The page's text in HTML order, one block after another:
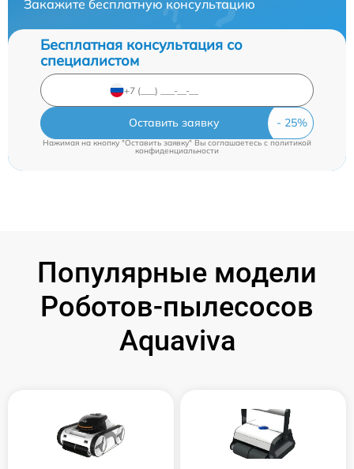
Закажите бесплатную консультацию
Бесплатная консультация со
специалистом
Оставить заявку
Нажимая на кнопку "Оставить заявку" Вы соглашаетесь c политикой
конфиденциальности
Популярные модели
Роботов-пылесосов
Aquaviva